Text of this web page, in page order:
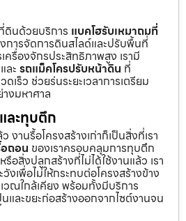
ดินด้วยบริการ แบคโฮรับเหมาถมที่
ารจัดการดินสไลด์และปรับพื้นที่
รื่องจักรประสิทธิภาพสูง เรามี
และ รถแม็คโครปรับหน้าดิน ที่
เร็ว ช่วยร่นระยะเวลาการเตรียม
งมหาศาล
ละทุบตึก
งานรื้อโครงสร้างเก่าก็เป็นสิ่งที่เรา
ถอน ของเราครอบคลุมการทุบตึก
อสิ่งปลูกสร้างที่ไม่ได้ใช้งานแล้ว เรา
งเพื่อไม่ให้กระทบต่อโครงสร้างข้าง
วณใกล้เคียง พร้อมทั้งมีบริการ
และขยะก่อสร้างออกจากไซต์งานจน